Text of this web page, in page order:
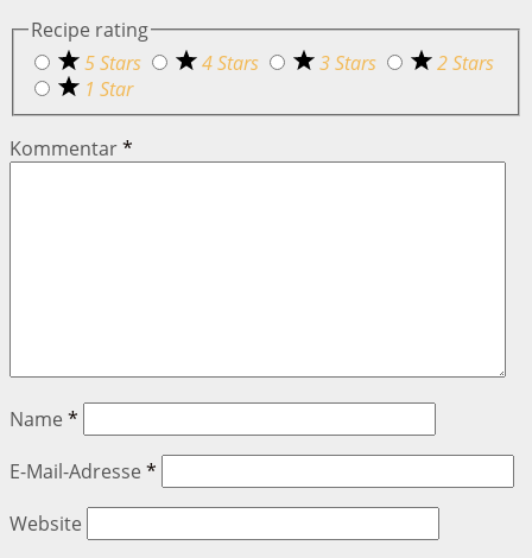
Recipe rating
5 Stars
4 Stars 3 Stars
2 Stars
1 Star
Kommentar*
Name *
E-Mail-Adresse *
Website